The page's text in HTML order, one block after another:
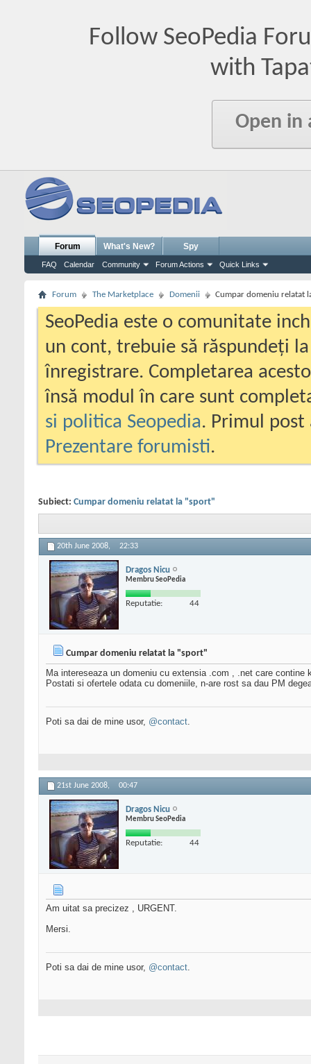
Follow SeoPedia
with
Open in
Forum
FAQ Calendar Community Forum Actions Quick Links
What's New? Spy
Forum The Marketplace Domenii Cumpar domeniu relatat
SeoPedia este o comunitate
un cont, trebuie să răspundeți
înregistrare. Completarea
însă modul în care sunt
si politica Seopedia. Primul
Prezentare forumisti.
Subiect: Cumpar domeniu relatat la "sport"
20th June 2008, 22:33
Dragos Nicu
Membru SeoPedia
Reputatie: 44
Cumpar domeniu relatat la "sport"
Ma intereseaza un domeniu cu extensia .com , .net care contine
Postati si ofertele odata cu domeniile, n-are rost sa dau PM
Poti sa dai de mine usor, @contact.
21st June 2008, 00:47
Dragos Nicu
Membru SeoPedia
Reputatie: 44
Am uitat sa precizez , URGENT.
Mersi.
Poti sa dai de mine usor, @contact.